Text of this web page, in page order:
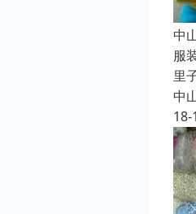
中
服
里
中
18-